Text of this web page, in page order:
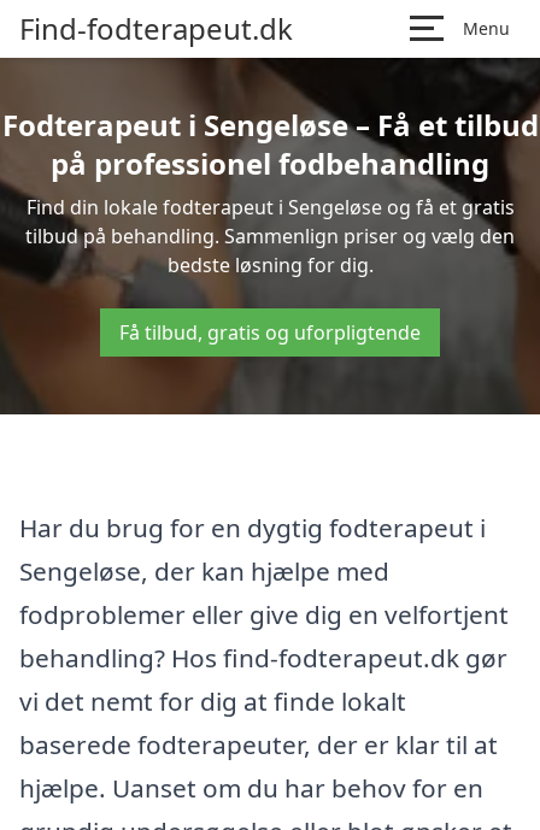
Find-fodterapeut.dk Menu
Fodterapeut i Sengeløse – Få et tilbud
på professionel fodbehandling
Find din lokale fodterapeut i Sengeløse og få et gratis
tilbud på behandling. Sammenlign priser og vælg den
bedste løsning for dig.
Få tilbud, gratis og uforpligtende
Har du brug for en dygtig fodterapeut i
Sengeløse, der kan hjælpe med
fodproblemer eller give dig en velfortjent
behandling? Hos find-fodterapeut.dk gør
vi det nemt for dig at finde lokalt
baserede fodterapeuter, der er klar til at
hjælpe. Uanset om du har behov for en